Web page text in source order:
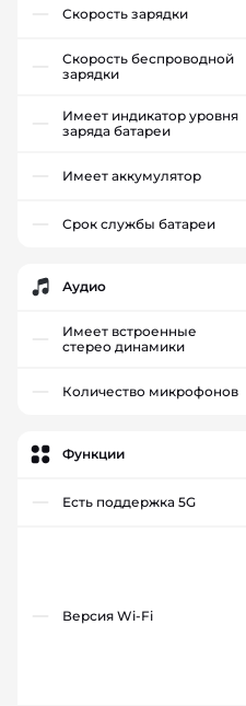
Скорость зарядки
Скорость беспроводной
зарядки
Имеет индикатор уровня
заряда батареи
Имеет аккумулятор
Срок службы батареи
Аудио
Имеет встроенные
стерео динамики
Количество микрофонов
Функции
Есть поддержка 5G
Версия Wi-Fi